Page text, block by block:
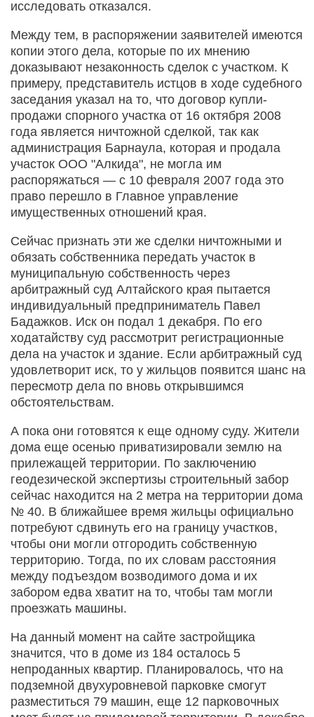
исследовать отказался.
Между тем, в распоряжении заявителей имеются
копии этого дела, которые по их мнению
доказывают незаконность сделок с участком. К
примеру, представитель истцов в ходе судебного
заседания указал на то, что договор купли-
продажи спорного участка от 16 октября 2008
года является ничтожной сделкой, так как
администрация Барнаула, которая и продала
участок ООО "Алкида", не могла им
распоряжаться — с 10 февраля 2007 года это
право перешло в Главное управление
имущественных отношений края.
Сейчас признать эти же сделки ничтожными и
обязать собственника передать участок в
муниципальную собственность через
арбитражный суд Алтайского края пытается
индивидуальный предприниматель Павел
Бадажков. Иск он подал 1 декабря. По его
ходатайству суд рассмотрит регистрационные
дела на участок и здание. Если арбитражный суд
удовлетворит иск, то у жильцов появится шанс на
пересмотр дела по вновь открывшимся
обстоятельствам.
А пока они готовятся к еще одному суду. Жители
дома еще осенью приватизировали землю на
прилежащей территории. По заключению
геодезической экспертизы строительный забор
сейчас находится на 2 метра на территории дома
№ 40. В ближайшее время жильцы официально
потребуют сдвинуть его на границу участков,
чтобы они могли отгородить собственную
территорию. Тогда, по их словам расстояния
между подъездом возводимого дома и их
забором едва хватит на то, чтобы там могли
проезжать машины.
На данный момент на сайте застройщика
значится, что в доме из 184 осталось 5
непроданных квартир. Планировалось, что на
подземной двухуровневой парковке смогут
разместиться 79 машин, еще 12 парковочных